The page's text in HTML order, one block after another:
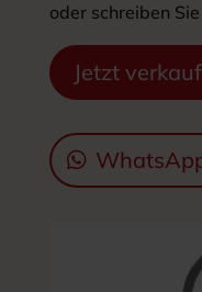
oder schreiben
Jetzt